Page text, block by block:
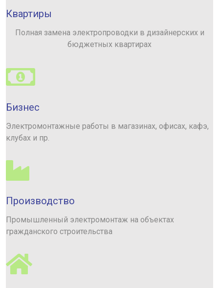
Квартиры
Полная замена электропроводки в дизайнерских и
бюджетных квартирах
Бизнес
Электромонтажные работы в магазинах, офисах, кафэ,
клубах и пр.
Производство
Промышленный электромонтаж на объектах
гражданского строительства